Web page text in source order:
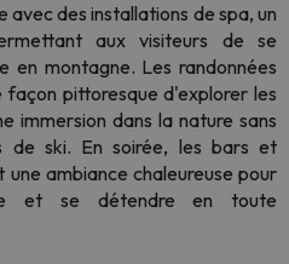
des installations de spa, un
aux visiteurs de se
en montagne. Les randonnées
pittoresque d'explorer les
immersion dans la nature sans
de ski. En soirée, les bars et
ambiance chaleureuse pour
et se détendre en toute